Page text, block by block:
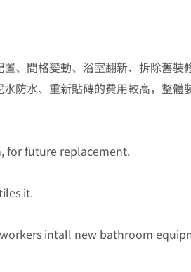
、間格變動、浴室翻新、拆除舊裝
防水、重新貼磚的費用較高，整
for future replacement.
it.
intall new bathroom